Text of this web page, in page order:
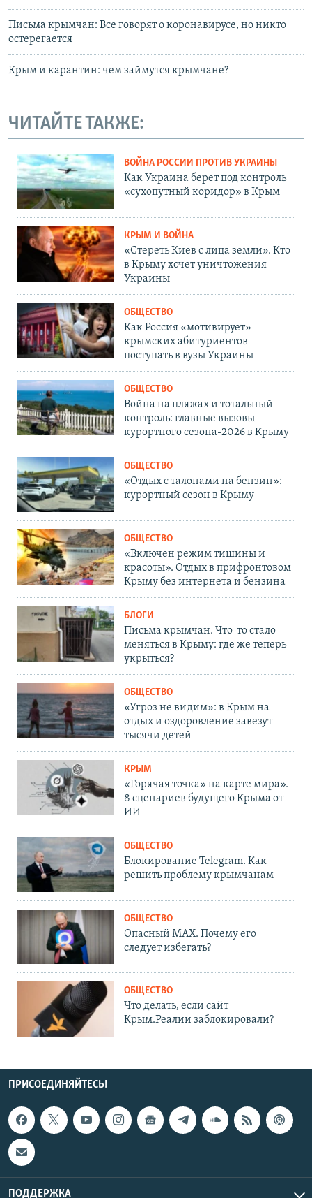
Письма крымчан: Все говорят о коронавирусе, но никто
остерегается
Крым и карантин: чем займутся крымчане?
ЧИТАЙТЕ ТАКЖЕ:
ВОЙНА РОССИИ ПРОТИВ УКРАИНЫ
Как Украина берет под контроль
«сухопутный коридор» в Крым
КРЫМ И ВОЙНА
«Стереть Киев с лица земли». Кто
в Крыму хочет уничтожения
Украины
ОБЩЕСТВО
Как Россия «мотивирует»
крымских абитуриентов
поступать в вузы Украины
ОБЩЕСТВО
Война на пляжах и тотальный
контроль: главные вызовы
курортного сезона-2026 в Крыму
ОБЩЕСТВО
«Отдых с талонами на бензин»:
курортный сезон в Крыму
ОБЩЕСТВО
«Включен режим тишины и
красоты». Отдых в прифронтовом
Крыму без интернета и бензина
БЛОГИ
Письма крымчан. Что-то стало
меняться в Крыму: где же теперь
укрыться?
ОБЩЕСТВО
«Угроз не видим»: в Крым на
отдых и оздоровление завезут
тысячи детей
КРЫМ
«Горячая точка» на карте мира».
8 сценариев будущего Крыма от
ИИ
ОБЩЕСТВО
Блокирование Telegram. Как
решить проблему крымчанам
ОБЩЕСТВО
Опасный MAX. Почему его
следует избегать?
ОБЩЕСТВО
Что делать, если сайт
Крым.Реалии заблокировали?
ПРИСОЕДИНЯЙТЕСЬ!
ПОДДЕРЖКА